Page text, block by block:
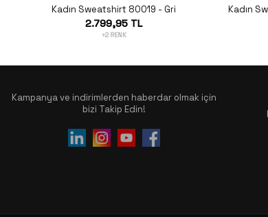
Kadın Sweatshirt 80019 - Gri
2.799,95 TL
+2 RENK
Kadın
Kampanya ve indirimlerden haberdar olmak için
bizi Takip Edin!